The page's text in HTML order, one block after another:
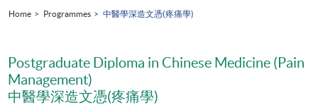
Home Programmes 中醫學深造文憑(疼痛學)
Postgraduate Diploma in Chinese Medicine (Pain
Management)
中醫學深造文憑(疼痛學)